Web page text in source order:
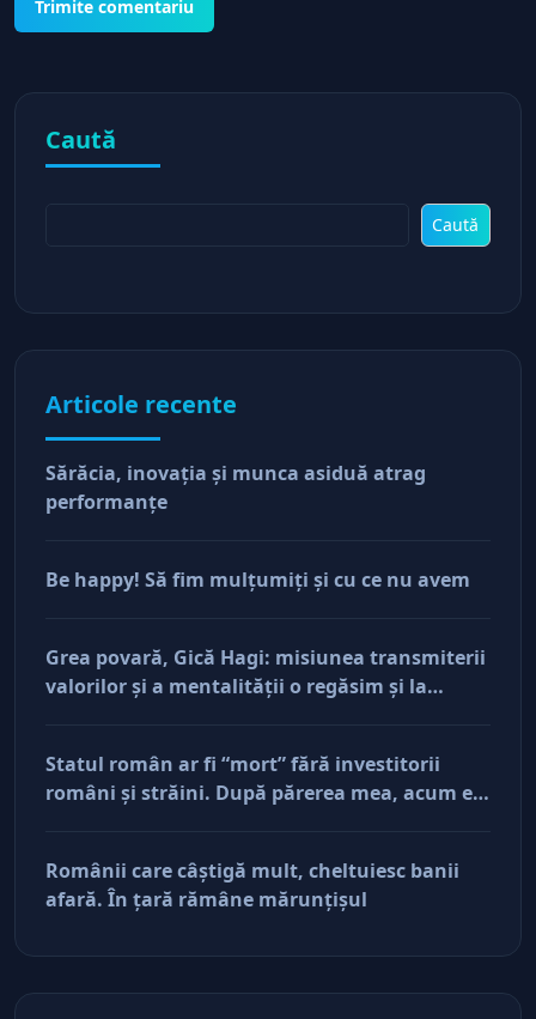
Caută
Caută
Articole recente
Sărăcia, inovaţia şi munca asiduă atrag
performanţe
Be happy! Să fim mulţumiţi şi cu ce nu avem
Grea povară, Gică Hagi: misiunea transmiterii
valorilor şi a mentalităţii o regăsim şi la
Statul român ar fi “mort” fără investitorii
români şi străini. După părerea mea, acum e
Românii care câştigă mult, cheltuiesc banii
afară. În ţară rămâne mărunţişul